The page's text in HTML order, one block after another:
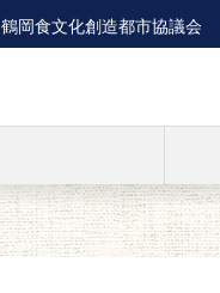
鶴岡食文化創造都市協議会